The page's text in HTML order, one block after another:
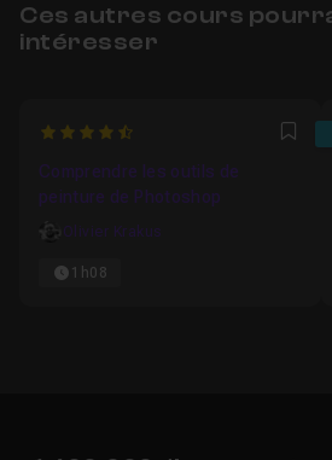
Ces autres cours
intéresser
4.3333333333333
Comprendre les outils de
peinture de Photoshop
Olivier Krakus
1h08